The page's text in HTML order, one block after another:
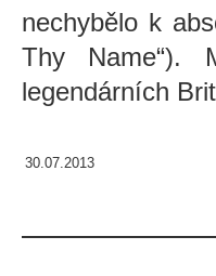
nechybělo k
Thy Name“).
legendárních
30.07.2013